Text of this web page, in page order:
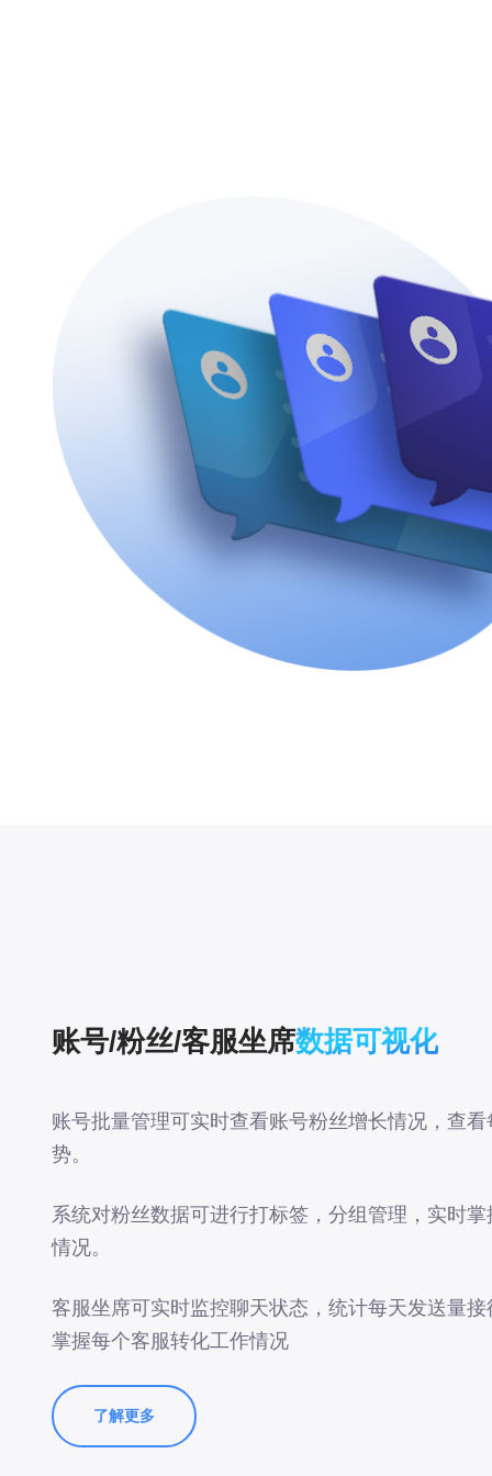
账号/粉丝/客服坐席数据可视化
账号批量管理可实时查看账号粉丝增长情况，查
势。
系统对粉丝数据可进行打标签，分组管理，实时
情况。
客服坐席可实时监控聊天状态，统计每天发送量
掌握每个客服转化工作情况
了解更多